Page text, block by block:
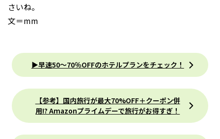
さいね。
文＝mm
▶︎早速50〜70％OFFのホテルプランをチェック！
【参考】国内旅行が最大70%OFF＋クーポン併
用!? Amazonプライムデーで旅行がお得すぎ！